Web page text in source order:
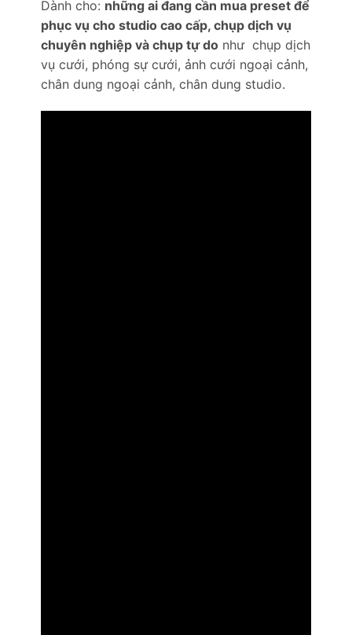
Dành cho: những ai đang cần mua preset để
phục vụ cho studio cao cấp, chụp dịch vụ
chuyên nghiệp và chụp tự donhư chụp dịch
vụ cưới, phóng sự cưới, ảnh cưới ngoại cảnh,
chân dung ngoại cảnh, chân dung studio.